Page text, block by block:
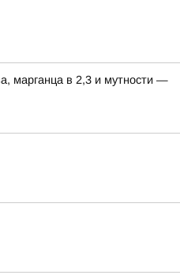
марганца в 2,3 и мутности —